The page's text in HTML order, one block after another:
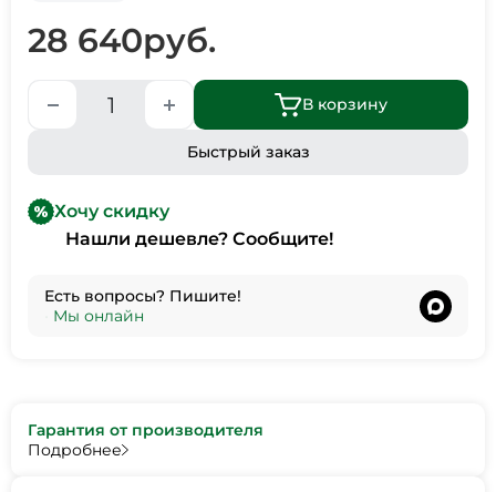
28 640руб.
В корзину
Быстрый заказ
Хочу скидку
Нашли дешевле? Сообщите!
Есть вопросы? Пишите!
Мы онлайн
Гарантия от производителя
Подробнее